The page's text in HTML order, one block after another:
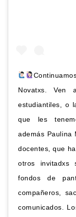
Novatxs. Ven
estudiantiles, o
que les
además Paulina
docentes, que
otros invitadxs
fondos de
compañeros,
comunicados.